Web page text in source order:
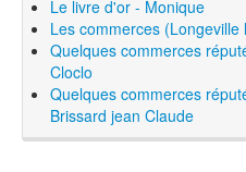
Le livre d'or - Monique
Les commerces
Quelques commerces
Cloclo
Quelques commerces
Brissard jean Claude